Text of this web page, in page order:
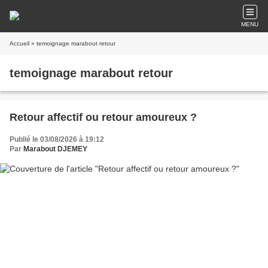
MENU
Accueil » temoignage marabout retour
temoignage marabout retour
Retour affectif ou retour amoureux ?
Publié le 03/08/2026 à 19:12
Par Marabout DJEMEY